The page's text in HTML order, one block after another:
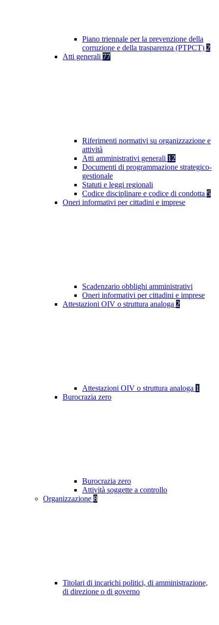
Piano triennale per la prevenzione della
corruzione e della trasparenza (PTPCT) 2
Atti generali 77
Riferimenti normativi su organizzazione e
attività
Atti amministrativi generali 12
Documenti di programmazione strategico-
gestionale
Statuti e leggi regionali
Codice disciplinare e codice di condotta 5
Oneri informativi per cittadini e imprese
Scadenzario obblighi amministrativi
Oneri informativi per cittadini e imprese
Attestazioni OIV o struttura analoga 2
Attestazioni OIV o struttura analoga 1
Burocrazia zero
Burocrazia zero
Attività soggette a controllo
Organizzazione 8
Titolari di incarichi politici, di amministrazione,
di direzione o di governo